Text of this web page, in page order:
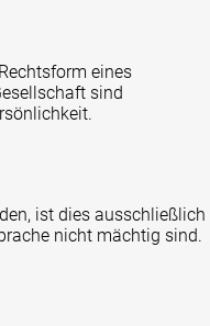
eines
sind
ist dies ausschließlich
nicht mächtig sind.